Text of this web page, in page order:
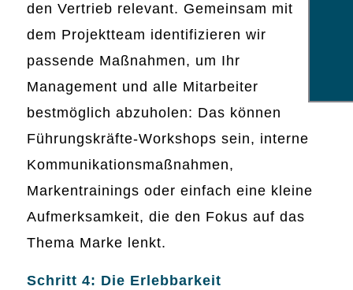
den Vertrieb relevant. Gemeinsam mit
dem Projektteam identifizieren wir
passende Maßnahmen, um Ihr
Management und alle Mitarbeiter
bestmöglich abzuholen: Das können
Führungskräfte-Workshops sein, interne
Kommunikationsmaßnahmen,
Markentrainings oder einfach eine kleine
Aufmerksamkeit, die den Fokus auf das
Thema Marke lenkt.
Schritt 4: Die Erlebbarkeit